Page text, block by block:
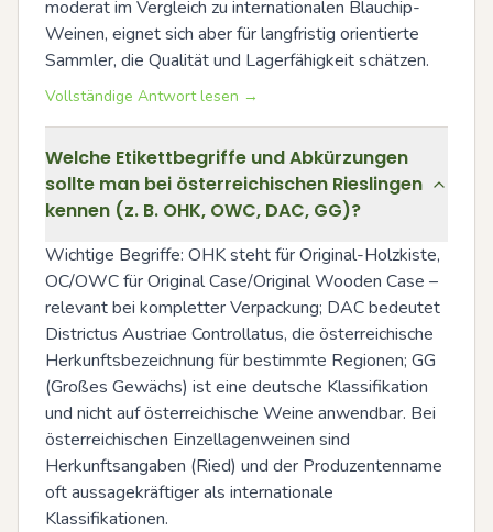
moderat im Vergleich zu internationalen Blauchip-
Weinen, eignet sich aber für langfristig orientierte
Sammler, die Qualität und Lagerfähigkeit schätzen.
Vollständige Antwort lesen →
Welche Etikettbegriffe und Abkürzungen
sollte man bei österreichischen Rieslingen
kennen (z. B. OHK, OWC, DAC, GG)?
Wichtige Begriffe: OHK steht für Original-Holzkiste,
OC/OWC für Original Case/Original Wooden Case –
relevant bei kompletter Verpackung; DAC bedeutet
Districtus Austriae Controllatus, die österreichische
Herkunftsbezeichnung für bestimmte Regionen; GG
(Großes Gewächs) ist eine deutsche Klassifikation
und nicht auf österreichische Weine anwendbar. Bei
österreichischen Einzellagenweinen sind
Herkunftsangaben (Ried) und der Produzentenname
oft aussagekräftiger als internationale
Klassifikationen.